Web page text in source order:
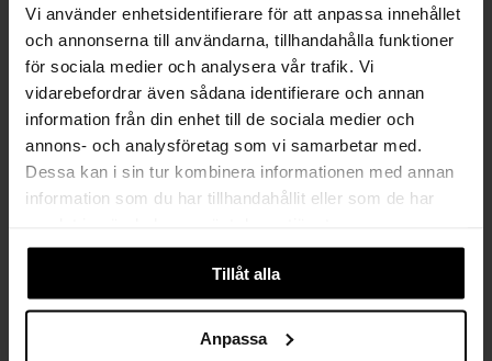
Vi använder enhetsidentifierare för att anpassa innehållet
och annonserna till användarna, tillhandahålla funktioner
för sociala medier och analysera vår trafik. Vi
vidarebefordrar även sådana identifierare och annan
information från din enhet till de sociala medier och
annons- och analysföretag som vi samarbetar med.
Dessa kan i sin tur kombinera informationen med annan
information som du har tillhandahållit eller som de har
Tillåt alla
Anpassa
FRI FRAKT FRÅN 999 KR
SAMLA BONUS I KUNDKLUBBEN
Håll dig uppdaterad
Man
PRENUMERERA